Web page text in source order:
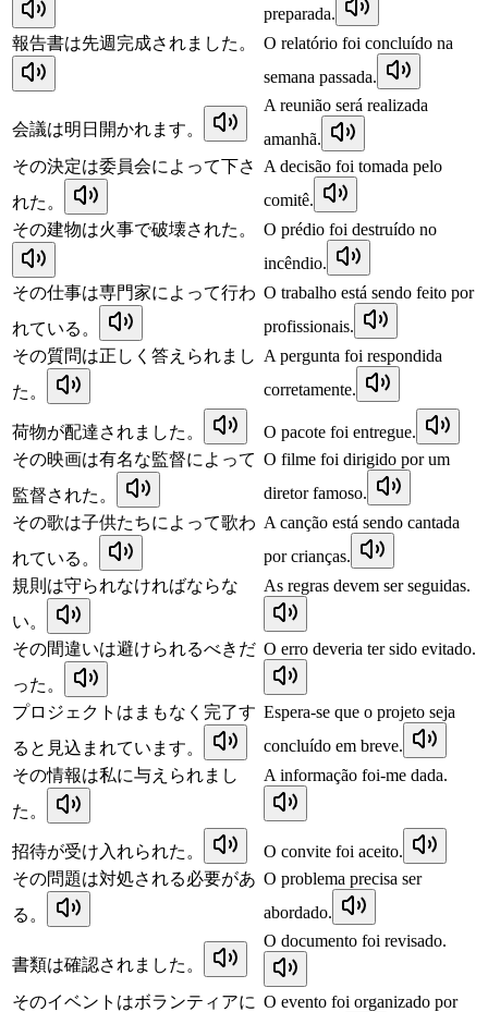
preparada.
報告書は先週完成されました。
O relatório foi concluído na
semana passada.
会議は明日開かれます。
A reunião será realizada
amanhã.
その決定は委員会によって下さ
れた。
A decisão foi tomada pelo
comitê.
その建物は火事で破壊された。
O prédio foi destruído no
incêndio.
その仕事は専門家によって行わ
れている。
O trabalho está sendo feito por
profissionais.
その質問は正しく答えられまし
た。
A pergunta foi respondida
corretamente.
荷物が配達されました。
O pacote foi entregue.
その映画は有名な監督によって
監督された。
O filme foi dirigido por um
diretor famoso.
その歌は子供たちによって歌わ
れている。
A canção está sendo cantada
por crianças.
規則は守られなければならな
い。
As regras devem ser seguidas.
その間違いは避けられるべきだ
った。
O erro deveria ter sido evitado.
プロジェクトはまもなく完了す
ると見込まれています。
Espera-se que o projeto seja
concluído em breve.
その情報は私に与えられまし
た。
A informação foi-me dada.
招待が受け入れられた。
O convite foi aceito.
その問題は対処される必要があ
る。
O problema precisa ser
abordado.
書類は確認されました。
O documento foi revisado.
そのイベントはボランティアに O evento foi organizado por